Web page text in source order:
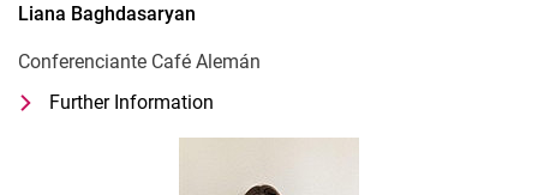
Liana Baghdasaryan
Conferenciante Café Alemán
Further Information